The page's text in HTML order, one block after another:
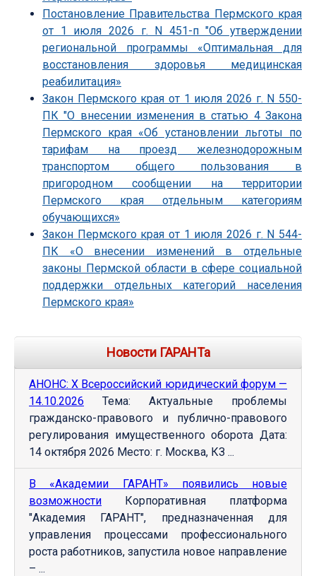
Постановление Правительства Пермского края
от 1 июля 2026 г. N 451-п "Об утверждении
региональной программы «Оптимальная для
восстановления здоровья медицинская
реабилитация»
Закон Пермского края от 1 июля 2026 г. N 550-
ПК "О внесении изменения в статью 4 Закона
Пермского края «Об установлении льготы по
тарифам на проезд железнодорожным
транспортом общего пользования в
пригородном сообщении на территории
Пермского края отдельным категориям
обучающихся»
Закон Пермского края от 1 июля 2026 г. N 544-
ПК «О внесении изменений в отдельные
законы Пермской области в сфере социальной
поддержки отдельных категорий населения
Пермского края»
Новости ГАРАНТа
АНОНС: Х Всероссийский юридический форум —
14.10.2026 Тема: Актуальные проблемы
гражданско-правового и публично-правового
регулирования имущественного оборота Дата:
14 октября 2026 Место: г. Москва, КЗ ...
В «Академии ГАРАНТ» появились новые
возможности Корпоративная платформа
"Академия ГАРАНТ", предназначенная для
управления процессами профессионального
роста работников, запустила новое направление
– ...